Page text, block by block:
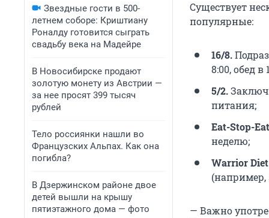
Звездные гости в 500-
летнем соборе: Криштиану
Роналду готовится сыграть
свадьбу века на Мадейре
В Новосибирске продают
золотую монету из Австрии —
за нее просят 399 тысяч
рублей
Тело россиянки нашли во
Французских Альпах. Как она
погибла?
В Дзержинском районе двое
детей вышли на крышу
пятиэтажного дома — фото
Существует
популярные:
16/8.
8:00, обед
5/2.
питания;
Eat-Stop-Eat
неделю;
Warrior
(например,
— Важно